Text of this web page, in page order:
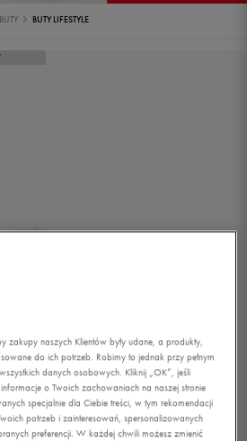
BUTY BUTY LIFESTYLE
zakupy naszych Klientów były udane, a produkty,
do ich potrzeb. Robimy to jednak przy pełnym
danych osobowych. Kliknij „OK”, jeśli
o Twoich zachowaniach na naszej stronie
specjalnie dla Ciebie treści, w tym rekomendacji
potrzeb i zainteresowań, spersonalizowanych
preferencji. W każdej chwili możesz zmienić